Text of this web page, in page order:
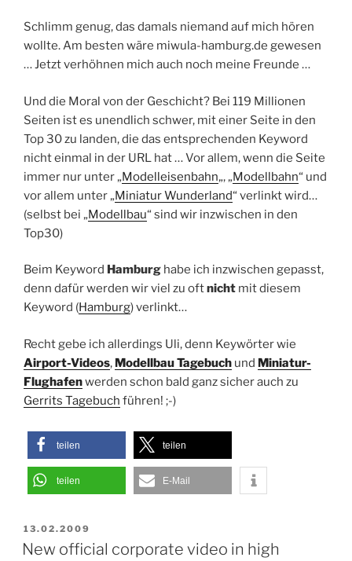
Schlimm genug, das damals niemand auf mich hören
wollte. Am besten wäre miwula-hamburg.de gewesen
… Jetzt verhöhnen mich auch noch meine Freunde …
Und die Moral von der Geschicht? Bei 119 Millionen
Seiten ist es unendlich schwer, mit einer Seite in den
Top 30 zu landen, die das entsprechenden Keyword
nicht einmal in der URL hat … Vor allem, wenn die Seite
immer nur unter „Modelleisenbahn„, „Modellbahn“ und
vor allem unter „Miniatur Wunderland“ verlinkt wird…
(selbst bei „Modellbau“ sind wir inzwischen in den
Top30)
Beim Keyword Hamburg habe ich inzwischen gepasst,
denn dafür werden wir viel zu oftnicht mit diesem
Keyword (Hamburg) verlinkt…
Recht gebe ich allerdings Uli, denn Keywörter wie
Airport-Videos, Modellbau Tagebuch und Miniatur-
Flughafenwerden schon bald ganz sicher auch zu
Gerrits Tagebuch führen! ;-)
teilen teilen
teilen E-Mail
VERÖFFENTLICHT
AM
13.02.2009
New official corporate video in high